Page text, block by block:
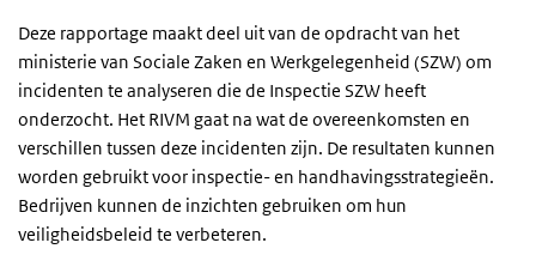
Deze rapportage maakt deel uit van de opdracht van het
ministerie van Sociale Zaken en Werkgelegenheid (SZW) om
incidenten te analyseren die de Inspectie SZW heeft
onderzocht. Het RIVM gaat na wat de overeenkomsten en
verschillen tussen deze incidenten zijn. De resultaten kunnen
worden gebruikt voor inspectie- en handhavingsstrategieën.
Bedrijven kunnen de inzichten gebruiken om hun
veiligheidsbeleid te verbeteren.